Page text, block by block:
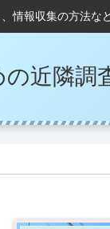
報収集の方法な
近隣調